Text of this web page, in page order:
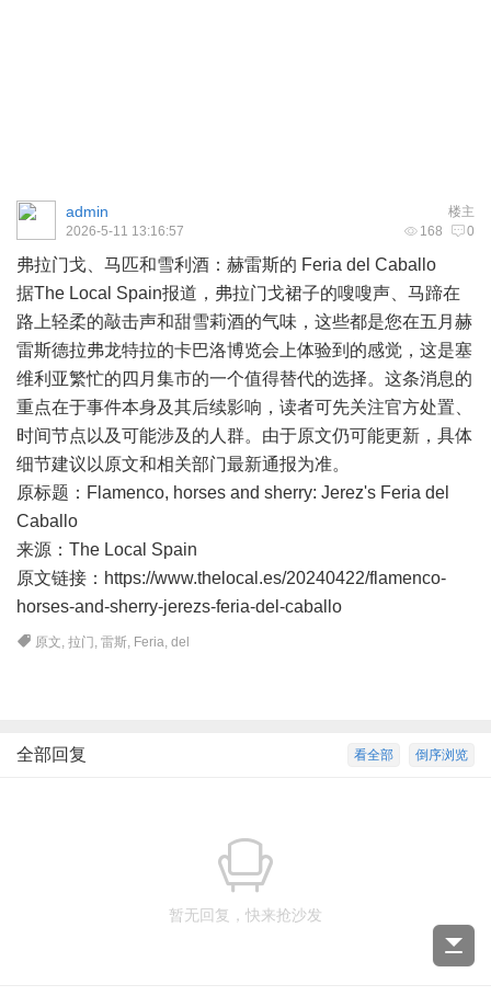
楼主
admin
168 0
2026-5-11 13:16:57
弗拉门戈、马匹和雪利酒：赫雷斯的 Feria del Caballo
据The Local Spain报道，弗拉门戈裙子的嗖嗖声、马蹄在
路上轻柔的敲击声和甜雪莉酒的气味，这些都是您在五月赫
雷斯德拉弗龙特拉的卡巴洛博览会上体验到的感觉，这是塞
维利亚繁忙的四月集市的一个值得替代的选择。这条消息的
重点在于事件本身及其后续影响，读者可先关注官方处置、
时间节点以及可能涉及的人群。由于原文仍可能更新，具体
细节建议以原文和相关部门最新通报为准。
原标题：Flamenco, horses and sherry: Jerez's Feria del
Caballo
来源：The Local Spain
原文链接：https://www.thelocal.es/20240422/flamenco-
horses-and-sherry-jerezs-feria-del-caballo
原文,拉门 ,雷斯, Feria,del
倒序浏览
看全部
全部回复
暂无回复，快来抢沙发